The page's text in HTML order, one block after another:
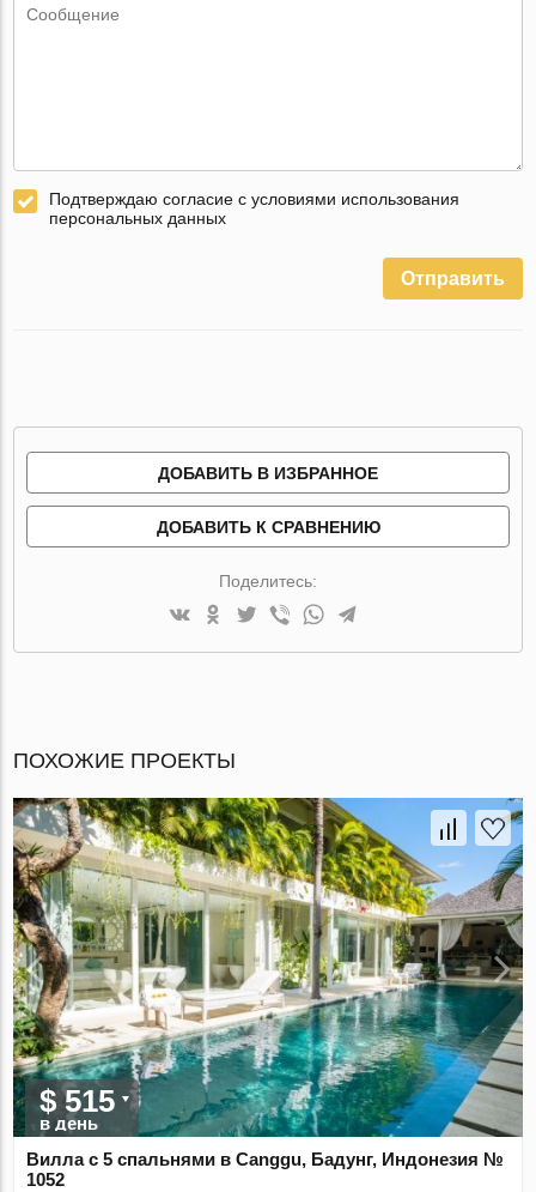
Подтверждаю согласие с условиями использования
персональных данных
Отправить
ДОБАВИТЬ В ИЗБРАННОЕ
ДОБАВИТЬ К СРАВНЕНИЮ
Поделитесь:
ПОХОЖИЕ ПРОЕКТЫ
$ 515
в день
Вилла с 5 спальнями в Canggu, Бадунг, Индонезия №
1052